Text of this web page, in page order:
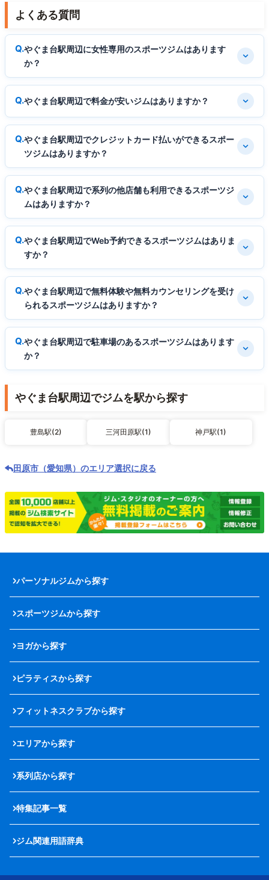
よくある質問
やぐま台駅周辺に女性専用のスポーツジムはあります
か？
やぐま台駅周辺で料金が安いジムはありますか？
やぐま台駅周辺でクレジットカード払いができるスポー
ツジムはありますか？
やぐま台駅周辺で系列の他店舗も利用できるスポーツジ
ムはありますか？
やぐま台駅周辺でWeb予約できるスポーツジムはありま
すか？
やぐま台駅周辺で無料体験や無料カウンセリングを受け
られるスポーツジムはありますか？
やぐま台駅周辺で駐車場のあるスポーツジムはあります
か？
やぐま台駅周辺でジムを駅から探す
豊島駅(2) 三河田原駅(1) 神戸駅(1)
田原市（愛知県）のエリア選択に戻る
パーソナルジムから探す
スポーツジムから探す
ヨガから探す
ピラティスから探す
フィットネスクラブから探す
エリアから探す
系列店から探す
特集記事一覧
ジム関連用語辞典